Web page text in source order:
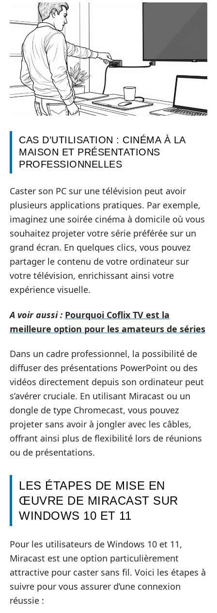
CAS D’UTILISATION : CINÉMA À LA
MAISON ET PRÉSENTATIONS
PROFESSIONNELLES
Caster son PC sur une télévision peut avoir
plusieurs applications pratiques. Par exemple,
imaginez une soirée cinéma à domicile où vous
souhaitez projeter votre série préférée sur un
grand écran. En quelques clics, vous pouvez
partager le contenu de votre ordinateur sur
votre télévision, enrichissant ainsi votre
expérience visuelle.
A voir aussi : Pourquoi Coflix TV est la
meilleure option pour les amateurs de séries
Dans un cadre professionnel, la possibilité de
diffuser des présentations PowerPoint ou des
vidéos directement depuis son ordinateur peut
s’avérer cruciale. En utilisant Miracast ou un
dongle de type Chromecast, vous pouvez
projeter sans avoir à jongler avec les câbles,
offrant ainsi plus de flexibilité lors de réunions
ou de présentations.
LES ÉTAPES DE MISE EN
ŒUVRE DE MIRACAST SUR
WINDOWS 10 ET 11
Pour les utilisateurs de Windows 10 et 11,
Miracast est une option particulièrement
attractive pour caster sans fil. Voici les étapes à
suivre pour vous assurer d’une connexion
réussie :